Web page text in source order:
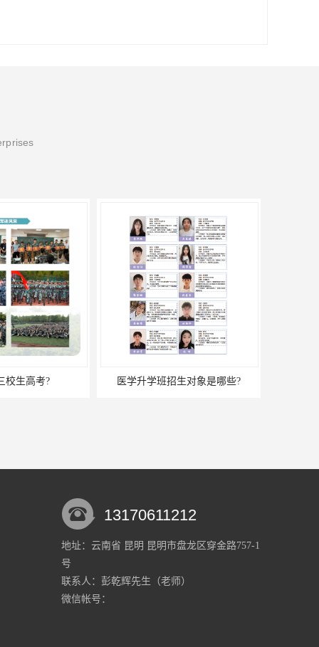
校生高考? 医学升学班招生对象是哪些?
13170611212
地址：云南省 昆明 昆明市盘龙区穿金路757-1
号
联系人：彭乾辉先生 （老师）
微信帐号：